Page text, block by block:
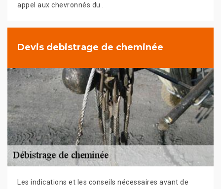
appel aux chevronnés du .
Devis debistrage de cheminée
Les indications et les conseils nécessaires avant de